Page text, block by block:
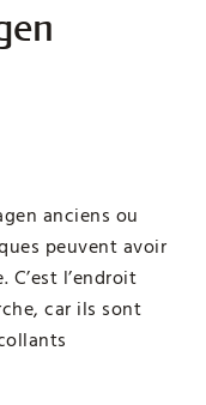
anciens ou
peuvent avoir
l’endroit
car ils sont